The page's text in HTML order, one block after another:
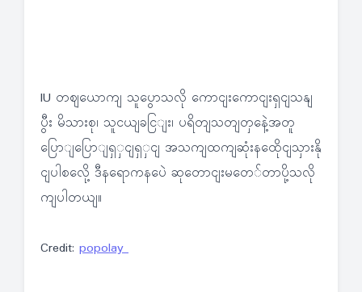
IU တဈယောကျ သူပွောသလို ကောငျးကောငျးရှငျသနျ
ပွီး မိသားစု၊ သူငယျခငြျး၊ ပရိတျသတျတှနေဲ့အတူ
ပြောျပြောျရှှငျရှှငျ အသကျထကျဆုံးနထေိုငျသှားနို
ငျပါစလေို့ ဒီနရောကနပေဲ ဆုတောငျးမတေ်တာပို့သလို
ကျပါတယျ။
Credit: popolay